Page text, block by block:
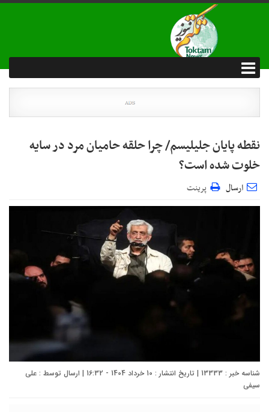
نقطه پایان جلیلیسم/ چرا حلقه حامیان مرد در سایه
خلوت شده است؟
ارسال پرینت
شناسه خبر : 13333 | تاریخ انتشار : 10 خرداد 1404 - 16:32 | ارسال توسط :
علی
سیفی